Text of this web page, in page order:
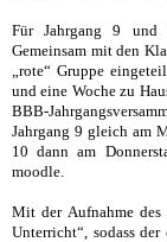
Für Jahrgang 9 und
Gemeinsam mit den
„rote“ Gruppe
und eine Woche zu
BBB-
Jahrgang 9 gleich am
10 dann am
moodle.
Mit der Aufnahme
Unterricht“, sodass